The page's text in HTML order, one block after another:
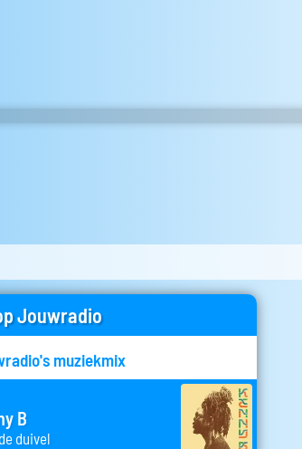
Jouwradio
muziekmix
B
duivel